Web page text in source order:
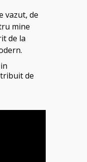
vazut, de
mine
de la
de